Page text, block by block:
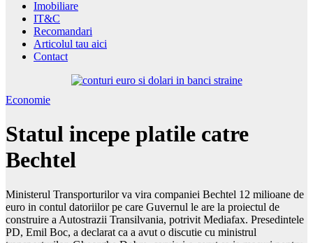
Imobiliare
IT&C
Recomandari
Articolul tau aici
Contact
Economie
Statul incepe platile catre
Bechtel
Ministerul Transporturilor va vira companiei Bechtel 12 milioane de
euro in contul datoriilor pe care Guvernul le are la proiectul de
construire a Autostrazii Transilvania, potrivit Mediafax. Presedintele
PD, Emil Boc, a declarat ca a avut o discutie cu ministrul